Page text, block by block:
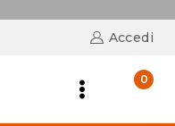
Accedi
0